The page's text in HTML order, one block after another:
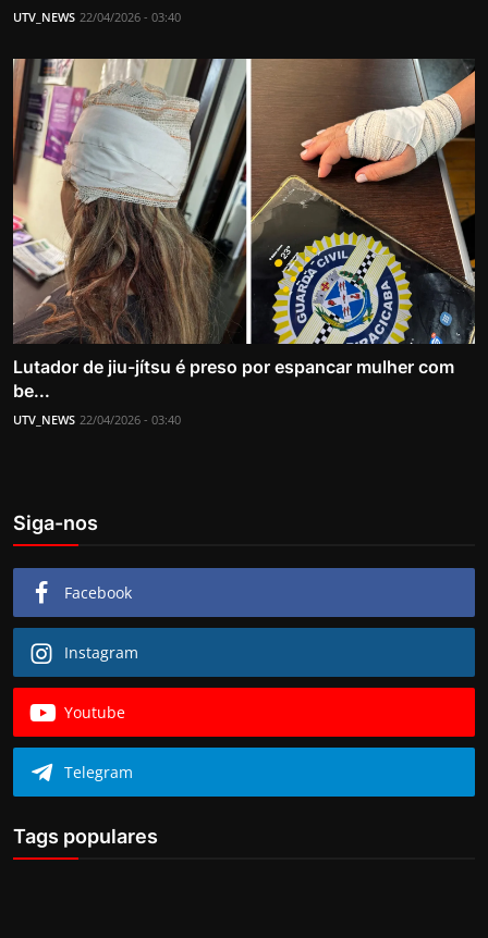
UTV_NEWS 22/04/2026 - 03:40
Lutador de jiu-jítsu é preso por espancar mulher com
be...
UTV_NEWS 22/04/2026 - 03:40
Siga-nos
Facebook
Instagram
Youtube
Telegram
Tags populares